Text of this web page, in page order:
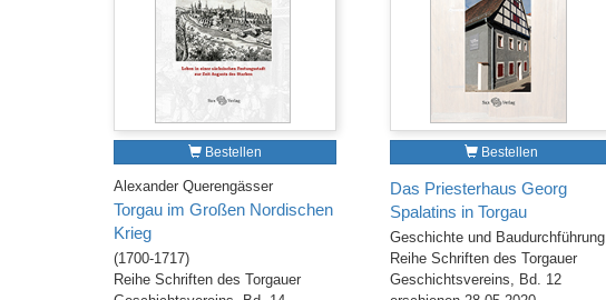
Bestellen
Alexander Querengässer
Torgau im Großen Nordischen
Krieg
(1700-1717)
Reihe Schriften des Torgauer
Bestellen
Das Priesterhaus Georg
Spalatins in Torgau
Geschichte und Baudurchführung
Reihe Schriften des Torgauer
Geschichtsvereins, Bd. 12